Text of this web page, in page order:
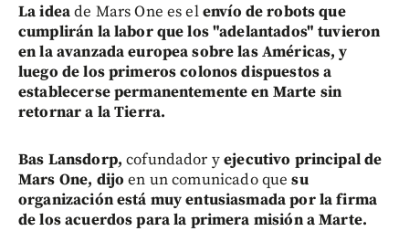
La ideade Mars One es elenvío de robots que
cumplirán la labor que los "adelantados" tuvieron
en la avanzada europea sobre las Américas, y
luego de los primeros colonos dispuestos a
establecerse permanentemente en Marte sin
retornar a la Tierra.
Bas Lansdorp, cofundador yejecutivo principal de
Mars One, dijo en un comunicado quesu
organización está muy entusiasmada por la firma
de los acuerdos para la primera misión a Marte.